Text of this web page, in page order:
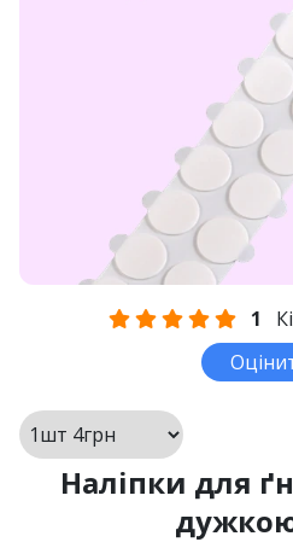
1
Наліпки для